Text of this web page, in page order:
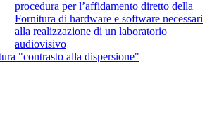
procedura per l’affidamento diretto della
Fornitura di hardware e software necessari
alla realizzazione di un laboratorio
audiovisivo
"contrasto alla dispersione"